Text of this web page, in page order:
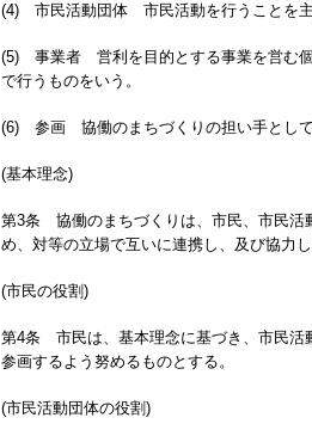
(4) 市民活動団体 市民活動を行うことを主
(5) 事業者 営利を目的とする事業を営む
で行うものをいう。
(6) 参画 協働のまちづくりの担い手として
(基本理念)
第3条 協働のまちづくりは、市民、市民活
め、対等の立場で互いに連携し、及び協力し
(市民の役割)
第4条 市民は、基本理念に基づき、市民活
参画するよう努めるものとする。
(市民活動団体の役割)